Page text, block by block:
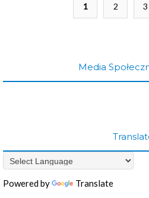
1 2 3
Media
Powered by Translate